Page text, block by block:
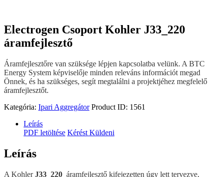
Electrogen Csoport Kohler J33_220
áramfejlesztő
Áramfejlesztőre van szüksége lépjen kapcsolatba velünk. A BTC
Energy System képviselője minden releváns információt megad
Önnek, és ha szükséges, segít megtalálni a projektjéhez megfelelő
áramfejlesztőt.
Kategória: Ipari Aggregátor Product ID: 1561
Leírás
PDF letöltése Kérést Küldeni
Leírás
A KohlerJ33_220 áramfejlesztő kifejezetten úgy lett tervezve,